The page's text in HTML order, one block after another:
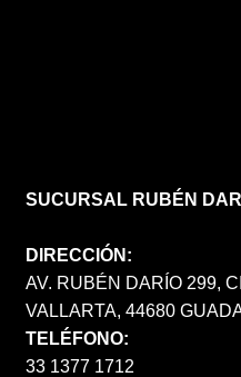
SUCURSAL RUBÉN
DIRECCIÓN:
AV. RUBÉN DARÍO 299,
VALLARTA, 44680
TELÉFONO:
33 1377 1712